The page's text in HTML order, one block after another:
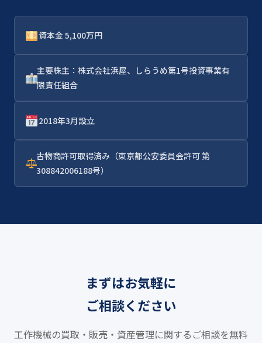
資本金 5,100万円
主要株主：株式会社浜屋、しらうめ第1号投資事業有
限責任組合
2018年3月設立
古物商許可取得済み（東京都公安委員会許可 第
308842006188号）
まずはお気軽に
ご相談ください
工作機械の買取・販売・資産管理に関するご相談を無料